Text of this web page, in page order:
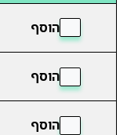
הוסף
הוסף
הוסף